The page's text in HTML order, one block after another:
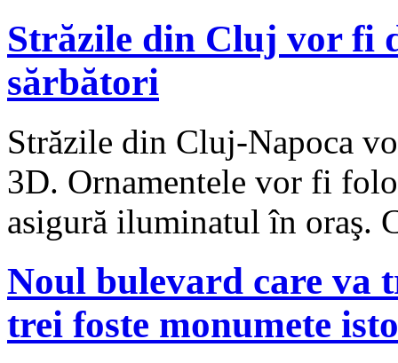
Străzile din Cluj vor fi
sărbători
Străzile din Cluj-Napoca
3D. Ornamentele vor fi
asigură iluminatul în oraş.
Noul bulevard care va
trei foste monumete